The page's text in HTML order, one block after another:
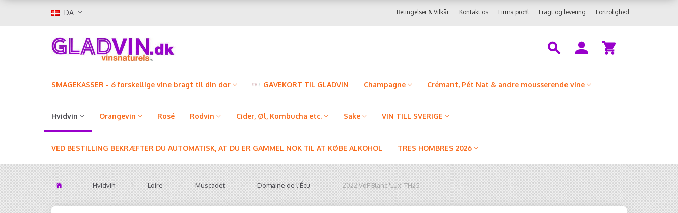
DA Fortrolighed
Fragt og levering
Firma profil
Kontakt os
Betingelser & Vilkår
SMAGEKASSER - 6 forskellige vine bragt til din dør GAVEKORT TIL GLADVIN Champagne Crémant, Pét Nat & andre mousserende vine
Hvidvin Orangevin Rosé Rødvin Cider, Øl, Kombucha etc. Sake VIN TILL SVERIGE
VED BESTILLING BEKRÆFTER DU AUTOMATISK, AT DU ER GAMMEL NOK TIL AT KØBE ALKOHOL TRES HOMBRES 2026
Hvidvin Loire Muscadet Domaine de l'Écu 2022 VdF Blanc 'Lux' TH25